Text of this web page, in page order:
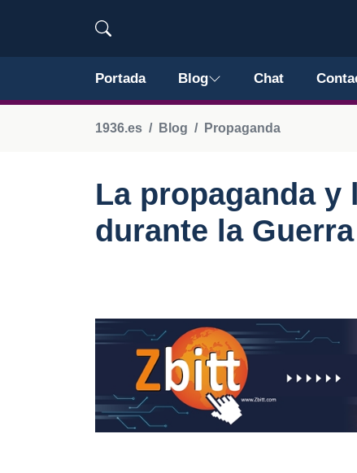
Portada Blog Chat
1936.es Blog Propaganda
La propaganda
durante la